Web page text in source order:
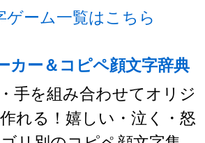
ゲーム一覧はこちら
カー＆コピペ顔文字辞典
手を組み合わせてオリジ
れる！嬉しい・泣く・怒